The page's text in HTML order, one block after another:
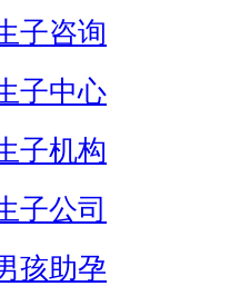
子咨询
子中心
子机构
子公司
孩助孕